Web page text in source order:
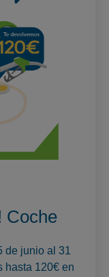
Coche
de junio al 31
hasta 120€ en